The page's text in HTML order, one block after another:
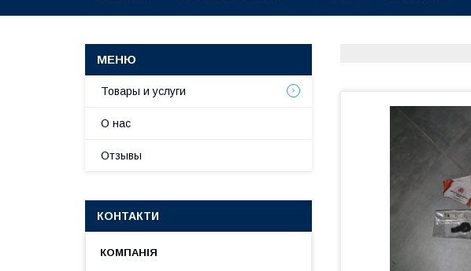
Товары и услуги
О нас
Отзывы
КОНТАКТИ